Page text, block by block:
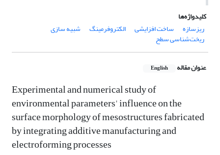
کلیدواژه‌ها
ریزسازه
ساخت افزایشی الکتروفرمینگ شبیه سازی
ریخت‌شناسی سطح
عنوان مقاله English
Experimental and numerical study of
environmental parameters' influence on the
surface morphology of mesostructures fabricated
by integrating additive manufacturing and
electroforming processes